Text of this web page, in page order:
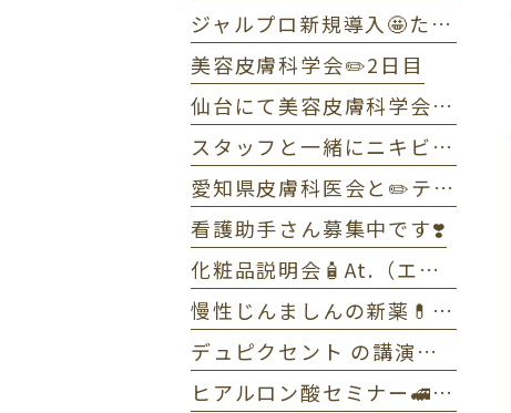
ジャルプロ新規導入🤩たるみ改善に「ジャルプロ・スーパーハイドロ」💉目元のくま・小じわに「ジャルプロヤングアイ」👀
美容皮膚科学会✏️2日目
仙台にて美容皮膚科学会✏️1日目
スタッフと一緒にニキビWEBセミナーで配信しました☺️
愛知県皮膚科医会と✏️テニス部OB・OG会🎾
看護助手さん募集中です❣️
化粧品説明会🧴At.（エーティー）とゼオスキンヘルス
慢性じんましんの新薬💊ラプシド✏️全体MTG
デュピクセント の講演をしました🎤アトピー性皮膚炎
ヒアルロン酸セミナー🚅東京